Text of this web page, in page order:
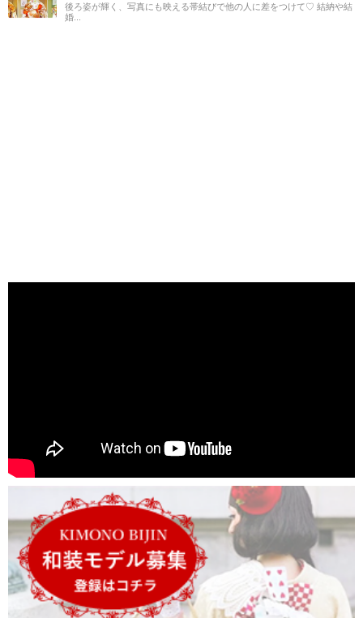
後ろ姿が輝く、写真にも映える帯結びで他の人に差をつけて♡ 結納や結
婚...